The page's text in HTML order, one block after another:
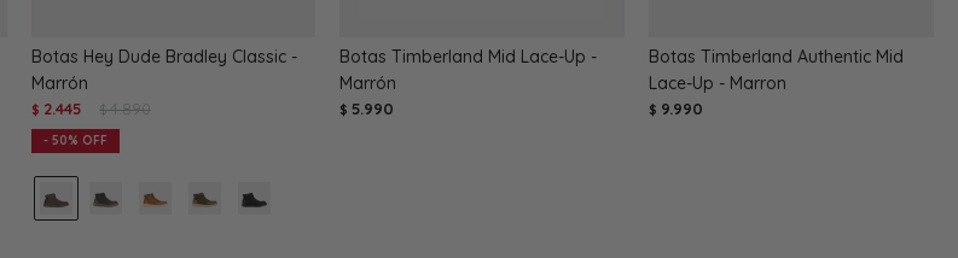
Botas Hey Dude Bradley Classic -
Marrón
$ 2.445 $ 4.890
50
Botas Timberland Mid Lace-Up -
Marrón
$ 5.990
Botas Timberland Authentic Mid
Lace-Up - Marron
$ 9.990